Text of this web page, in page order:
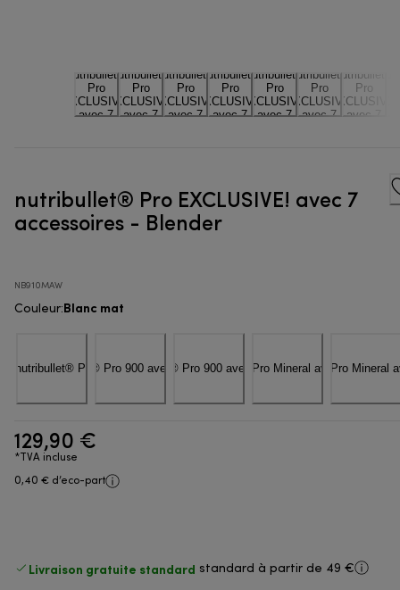
nutribullet® Pro EXCLUSIVE! avec 7
accessoires - Blender
NB910MAW
Couleur:Blanc mat
129,90 €
*TVA incluse
0,40 € d’eco-part
Livraison gratuite standard standard à partir de 49 €